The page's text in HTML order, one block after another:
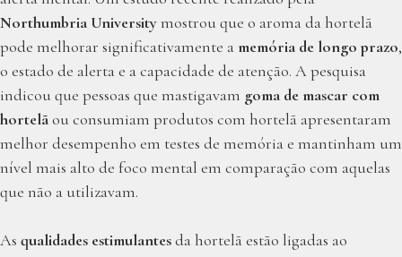
Northumbria Universitymostrou que o aroma da hortelã
pode melhorar significativamente amemória de longo prazo,
o estado de alerta e a capacidade de atenção. A pesquisa
indicou que pessoas que mastigavam goma de mascar com
hortelãou consumiam produtos com hortelã apresentaram
melhor desempenho em testes de memória e mantinham um
nível mais alto de foco mental em comparação com aquelas
que não a utilizavam.
As qualidades estimulantesda hortelã estão ligadas ao